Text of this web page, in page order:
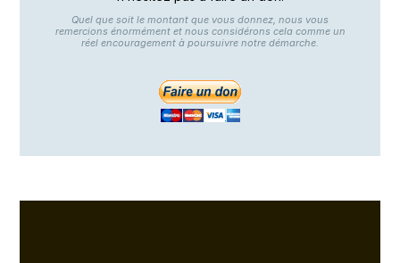
Quel que soit le montant que vous donnez, nous vous
remercions énormément et nous considérons cela comme un
réel encouragement à poursuivre notre démarche.